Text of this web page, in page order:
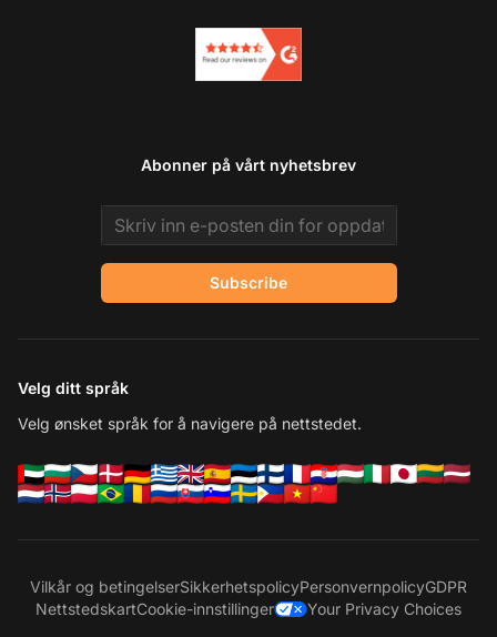
Abonner på vårt nyhetsbrev
Email address
Subscribe
Velg ditt språk
Velg ønsket språk for å navigere på nettstedet.
Vilkår og betingelserSikkerhetspolicyPersonvernpolicyGDPR
NettstedskartCookie-innstillinger Your Privacy Choices